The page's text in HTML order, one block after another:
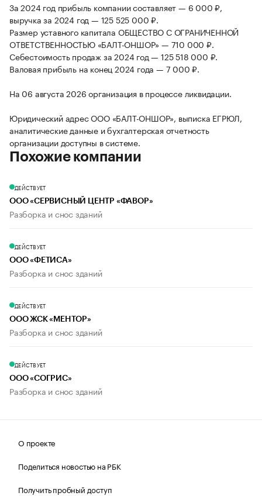
За 2024 год прибыль компании составляет — 6 000 ₽,
выручка за 2024 год — 125 525 000 ₽.
Размер уставного капитала ОБЩЕСТВО С ОГРАНИЧЕННОЙ
ОТВЕТСТВЕННОСТЬЮ «БАЛТ-ОНШОР» — 710 000 ₽.
Себестоимость продаж за 2024 год — 125 518 000 ₽.
Валовая прибыль на конец 2024 года — 7 000 ₽.
На 06 августа 2026 организация в процессе ликвидации.
Юридический адрес ООО «БАЛТ-ОНШОР», выписка ЕГРЮЛ,
аналитические данные и бухгалтерская отчетность
организации доступны в системе.
Похожие компании
ДЕЙСТВУЕТ
ООО «СЕРВИСНЫЙ ЦЕНТР «ФАВОР»
Разборка и снос зданий
ДЕЙСТВУЕТ
ООО «ФЕТИСА»
Разборка и снос зданий
ДЕЙСТВУЕТ
ООО ЖСК «МЕНТОР»
Разборка и снос зданий
ДЕЙСТВУЕТ
ООО «СОГРИС»
Разборка и снос зданий
О проекте
Поделиться новостью на РБК
Получить пробный доступ